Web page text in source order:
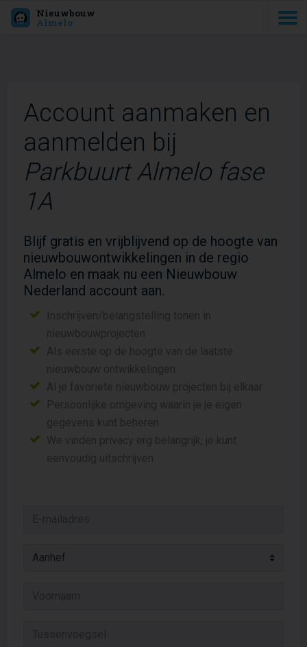
Nieuwbouw
Almelo
Account aanmaken en
aanmelden bij
Parkbuurt Almelo fase
1A
Blijf gratis en vrijblijvend op de hoogte van
nieuwbouwontwikkelingen in de regio
Almelo en maak nu een Nieuwbouw
Nederland account aan.
Inschrijven/belangstelling tonen in
nieuwbouwprojecten
Als eerste op de hoogte van de laatste
nieuwbouw ontwikkelingen
Al je favoriete nieuwbouw projecten bij elkaar
Persoonlijke omgeving waarin je je eigen
gegevens kunt beheren
We vinden privacy erg belangrijk, je kunt
eenvoudig uitschrijven